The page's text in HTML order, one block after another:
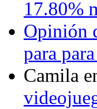
17.80%
Opinión
para
Camila